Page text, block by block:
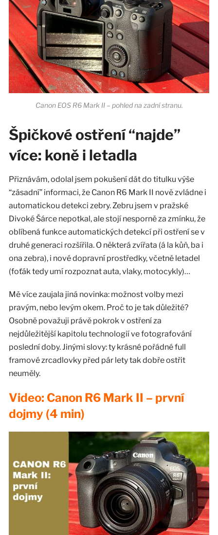
Canon EOS R6 Mark II – pohled na zadní stranu.
Špičkové ostření “najde”
více: koně i letadla
Přiznávám, odolal jsem pokušení dát do titulku výše
“zásadní” informaci, že Canon R6 Mark II nově zvládne i
automatickou detekci zebry. Zebru jsem v pražské
Divoké Šárce nepotkal, ale stojí nesporně za zmínku, že
oblíbená funkce automatických detekcí při ostření se v
druhé generaci rozšířila. O některá zvířata (á la kůň, ba i
ona zebra), i nové dopravní prostředky, včetně letadel
(foťák tedy umí rozpoznat auta, vlaky, motocykly)…
Mě více zaujala jiná novinka: možnost volby mezi
pravým, nebo levým okem. Proč to je tak důležité?
Osobně považuji právě pokrok v ostření za
nejdůležitější kapitolu technologií ve fotografování
poslední doby. Jinými slovy: ty krásné pořádné full
framové zrcadlovky před pár lety tak dobře ostřit
neuměly.
Video: Canon R6 Mark II – první
dojmy (4 min)